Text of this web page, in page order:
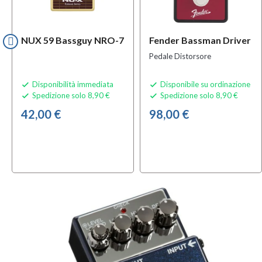
NUX 59 Bassguy NRO-7
 Disponibilità immediata
 Spedizione solo 8,90 €
42,00 €
Fender Bassman Driver
Pedale Distorsore
 Disponibile su ordinazione
 Spedizione solo 8,90 €
98,00 €